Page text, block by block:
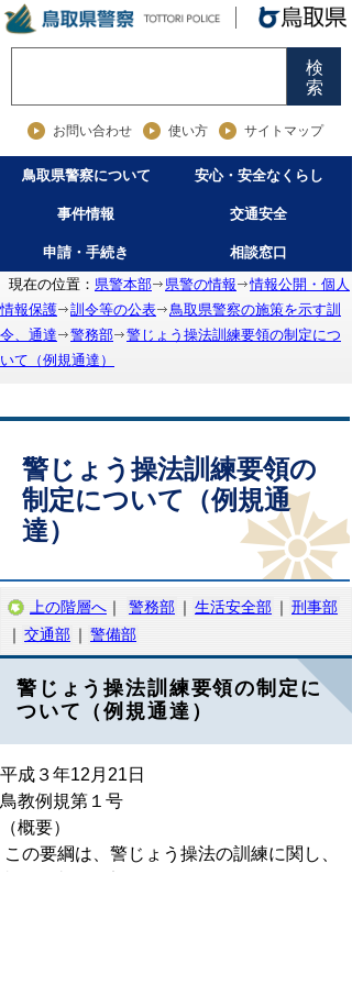
検
索
お問い合わせ 使い方 サイトマップ
鳥取県警察について 安心・安全なくらし
事件情報 交通安全
申請・手続き
相談窓口
現在の位置： 県警本部 県警の情報
情報公開・個人
情報保護
訓令等の公表
鳥取県警察の施策を示す訓
令、通達
警務部
警じょう操法訓練要領の制定につ
いて（例規通達）
警じょう操法訓練要領の
制定について（例規通
達）
上の階層へ ｜ 警務部 ｜ 生活安全部 ｜ 刑事部
｜ 交通部 ｜ 警備部
警じょう操法訓練要領の制定に
ついて（例規通達）
平成３年12月21日
鳥教例規第１号
（概要）
この要綱は、警じょう操法の訓練に関し、